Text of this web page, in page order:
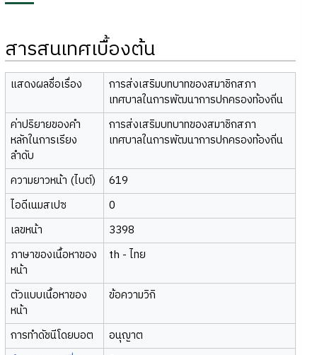
สารสนเทศเบื้องต้น
แสดงผลชื่อเรื่อง
การส่งเสริมบทบาทของสมาชิกสภา
เทศบาลในการพัฒนาการปกครองท้องถิ่น
ค่าปริยายของคำ
หลักในการเรียง
ลำดับ
การส่งเสริมบทบาทของสมาชิกสภา
เทศบาลในการพัฒนาการปกครองท้องถิ่น
ความยาวหน้า (ไบต์)
619
ไอดีเนมสเปซ
0
เลขหน้า
3398
ภาษาของเนื้อหาของ
หน้า
th - ไทย
ตัวแบบเนื้อหาของ
หน้า
ข้อความวิกิ
การทำดัชนีโดยบอต
อนุญาต